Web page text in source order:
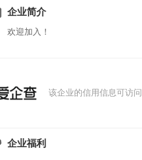
企业简介
欢迎加入！
该企业的信用信息可访问
企业福利